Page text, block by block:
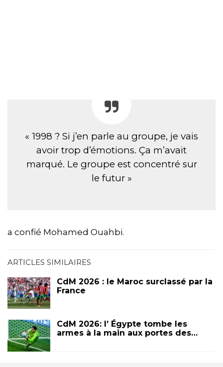
« 1998 ? Si j’en parle au groupe, je vais
avoir trop d’émotions. Ça m’avait
marqué. Le groupe est concentré sur
le futur »
a confié Mohamed Ouahbi.
ARTICLES SIMILAIRES
CdM 2026 : le Maroc surclassé par la
France
CdM 2026: l’ Égypte tombe les
armes à la main aux portes des…